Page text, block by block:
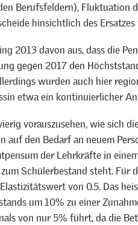
Berufsfeldern), Fluktuation
hinsichtlich des
2013 davon aus, dass die
gegen 2017 den
wurden auch hier
etwa ein kontinuierlicher
vorauszusehen, wie sich
auf den Bedarf an neuem
der Lehrkräfte in
Schülerbestand steht. Für
von 0.5. Das
um 10% zu einer
von nur 5% führt, da die